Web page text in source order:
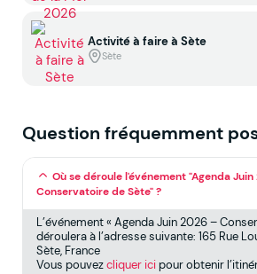
Activité à faire à Sète
Sète
Question fréquemment
Où se déroule l'événement "Agenda
Conservatoire de Sète" ?
L’événement « Agenda Juin 2026 –
déroulera à l’adresse suivante: 165 Rue
Sète, France
Vous pouvezcliquer icipour obtenir